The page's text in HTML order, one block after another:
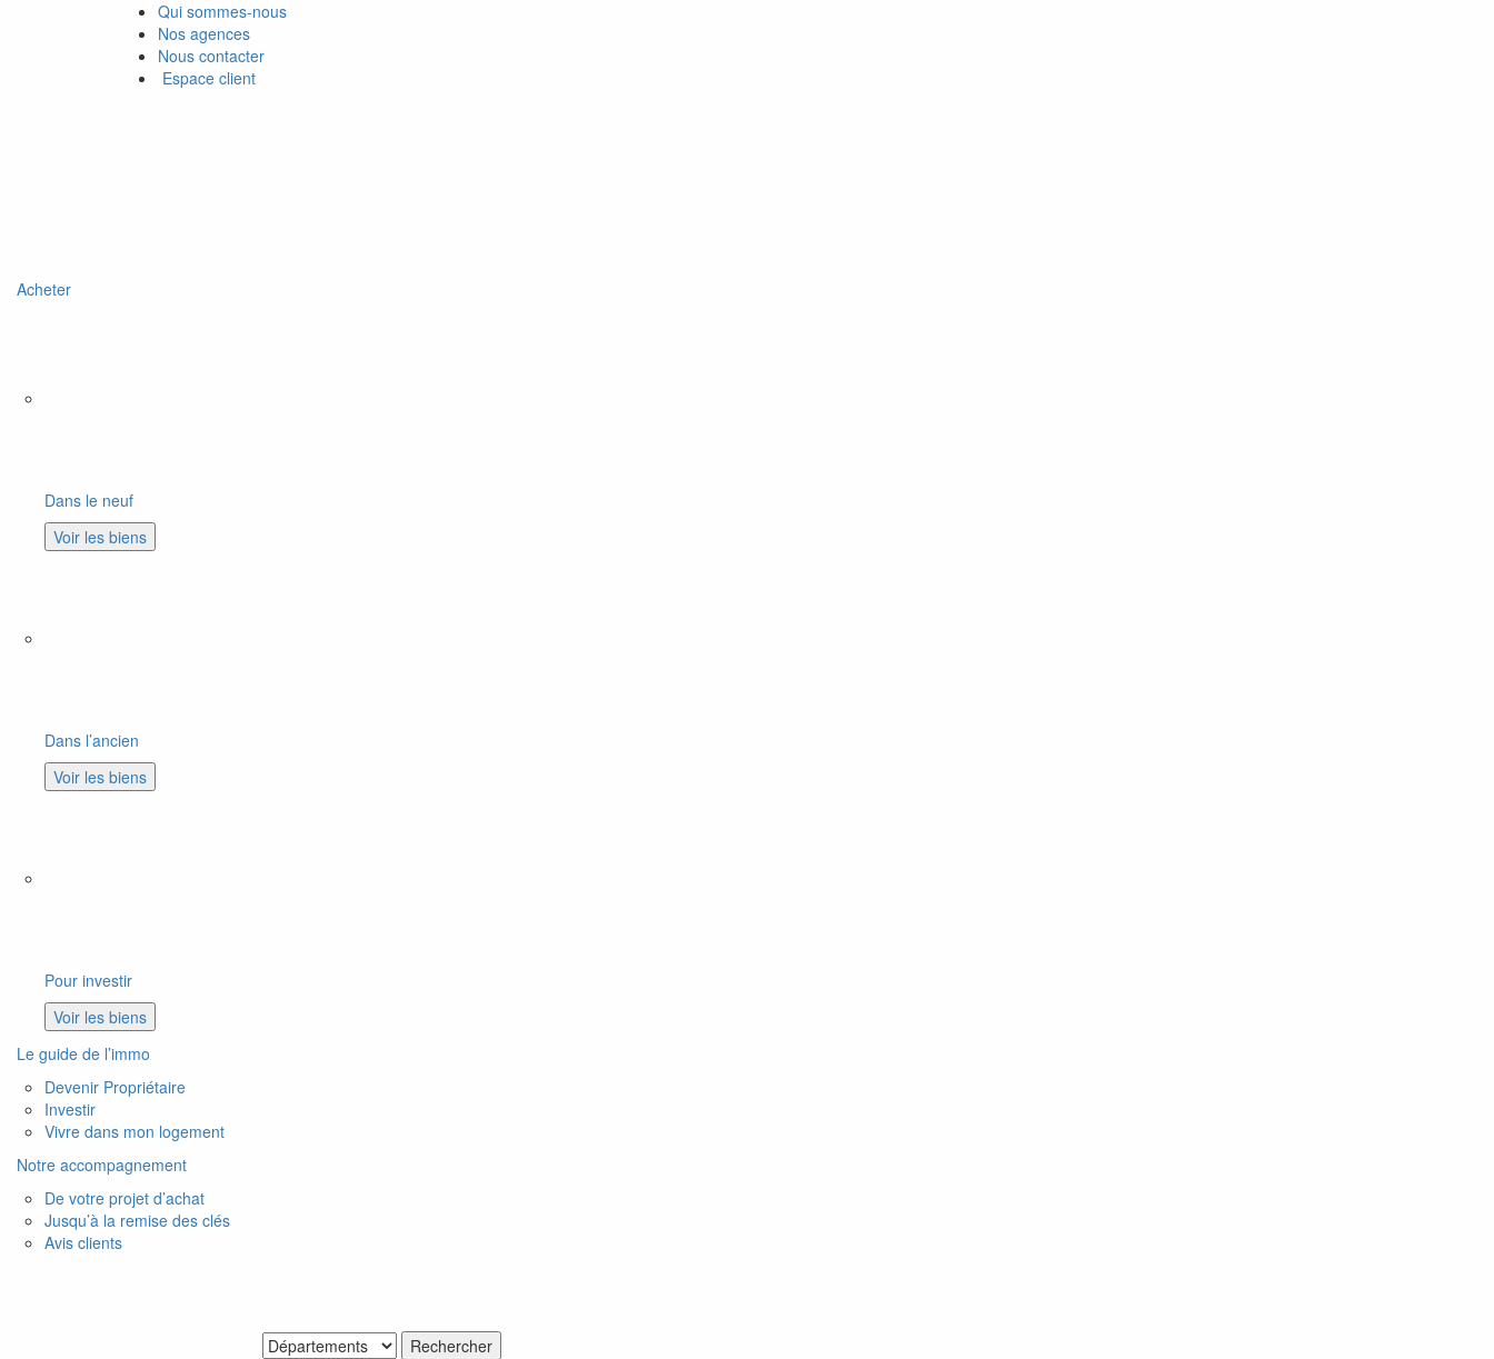
Qui sommes-nous
Nos agences
Nous contacter
Espace client
Acheter
Dans le neuf
Voir les biens
Dans l’ancien
Voir les biens
Pour investir
Voir les biens
Le guide de l’immo
Devenir Propriétaire
Investir
Vivre dans mon logement
Notre accompagnement
De votre projet d’achat
Jusqu’à la remise des clés
Avis clients